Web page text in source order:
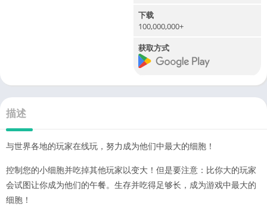
下载
100,000,000+
获取方式
描述
与世界各地的玩家在线玩，努力成为他们中最大的细胞！
控制您的小细胞并吃掉其他玩家以变大！但是要注意：比你大的玩家
会试图让你成为他们的午餐。生存并吃得足够长，成为游戏中最大的
细胞！